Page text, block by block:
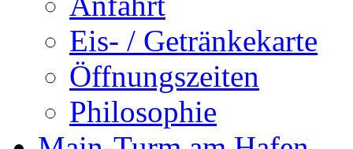
Eis- / Getränkekarte
Öffnungszeiten
Philosophie